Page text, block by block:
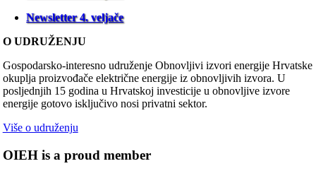
Newsletter 4. veljače
O UDRUŽENJU
Gospodarsko-interesno udruženje Obnovljivi izvori energije Hrvatske
okuplja proizvođače električne energije iz obnovljivih izvora. U
posljednjih 15 godina u Hrvatskoj investicije u obnovljive izvore
energije gotovo isključivo nosi privatni sektor.
Više o udruženju
OIEH is a proud member